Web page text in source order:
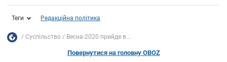
Теги Редакційна політика
Суспільство Весна-2020 прийде в...
Повернутися на головну OBOZ